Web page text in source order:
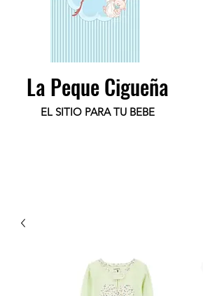
La Peque Cigueña
EL SITIO PARA TU BEBE